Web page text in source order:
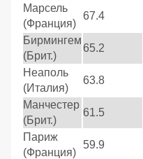
Марсель
(Франция)
67.4
Бирмингем
(Брит.)
65.2
Неаполь
(Италия)
63.8
Манчестер
(Брит.)
61.5
Париж
(Франция)
59.9